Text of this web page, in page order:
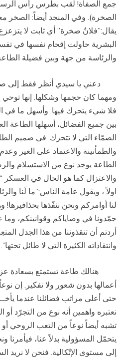
جمع الصفاة! لقب بطرس رأس الرسل
الصخرة). وفي المنجد أيضاً: الصخر
يقال:”فلانٌ صخرة” أي ثابت لا
البشرية حاولت إقحام نفسها في
والرئاسة من جهة وبين فضيلة
دعني يا سيدي أنظر فقط إلى
ومهما كان حجمها وشكلها. إنها توحي
فلا شيء يتحرك فيها. وأسهل ما في
بين جميع الفضائل، أسهلها الطاعة
الصمّاء التي لا تتحرك. في صميم
والطمأنينة والاعتماد على الغير
الطاعة يوجد نوع من الاستسلام
والاعتزال كما هو الحال في العسكر
اولاً ، ويقول عامة الناس:”ما لَنا
لنا أوامركم ونحن ننفّذها بحذافيرها!
جمّدونا في وصاياكم وقوانينكم، وما
أردتم أن تنقذوننا من هذا الجدل
وانتقاداته الكثيرة التي لا طائل تحتها”.
هنالك طاعة تستمتع بسعادة
أعمالها بدون شعور ولا تفكير. إن
حتى أعلى مراتب فضائلنا عندما
نعتبره واهمين أنه نوع من التجرّد أو
تشبه أيضاً نوعاً من التعب الروحي أو
يتحمّل المسؤولية بدلاً عنا،
إلى مستوى الإتّكالية. فنحن لا نريد